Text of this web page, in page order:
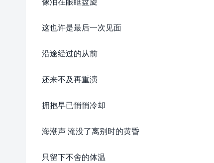
这也许是最后一次见面
沿途经过的从前
还来不及再重演
拥抱早已悄悄冷却
海潮声 淹没了离别时的黄昏
只留下不舍的体温